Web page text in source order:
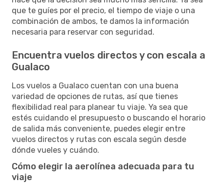
que te guíes por el precio, el tiempo de viaje o una
combinación de ambos, te damos la información
necesaria para reservar con seguridad.
Encuentra vuelos directos y con escala a
Gualaco
Los vuelos a Gualaco cuentan con una buena
variedad de opciones de rutas, así que tienes
flexibilidad real para planear tu viaje. Ya sea que
estés cuidando el presupuesto o buscando el horario
de salida más conveniente, puedes elegir entre
vuelos directos y rutas con escala según desde
dónde vueles y cuándo.
Cómo elegir la aerolínea adecuada para tu
viaje